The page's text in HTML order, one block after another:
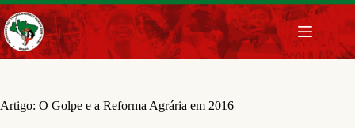
Pular
para
o
conteúdo
Artigo: O Golpe e a Reforma Agrária em 2016